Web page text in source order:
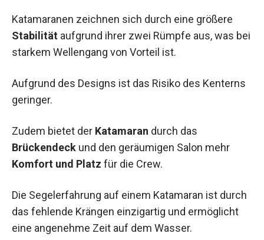
Katamaranen zeichnen sich durch eine größere
Stabilität aufgrund ihrer zwei Rümpfe aus, was bei
starkem Wellengang von Vorteil ist.
Aufgrund des Designs ist das Risiko des Kenterns
geringer.
Zudem bietet der Katamaran durch das
Brückendeck und den geräumigen Salon mehr
Komfort und Platz für die Crew.
Die Segelerfahrung auf einem Katamaran ist durch
das fehlende Krängen einzigartig und ermöglicht
eine angenehme Zeit auf dem Wasser.